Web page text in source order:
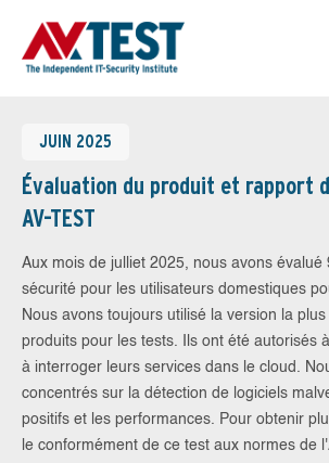
JUIN 2025
Évaluation du produit et rapport
AV-TEST
Aux mois de julliet 2025, nous avons évalué
sécurité pour les utilisateurs domestiques
Nous avons toujours utilisé la version la
produits pour les tests. Ils ont été autorisés
à interroger leurs services dans le cloud.
concentrés sur la détection de logiciels
positifs et les performances. Pour obtenir
le conformément de ce test aux normes de